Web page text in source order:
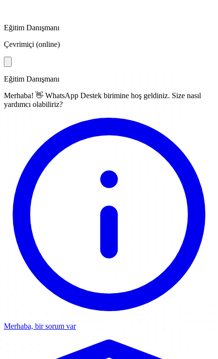
Eğitim Danışmanı
Çevrimiçi (online)
Eğitim Danışmanı
Merhaba! 👋 WhatsApp Destek birimine hoş geldiniz. Size nasıl
yardımcı olabiliriz?
Merhaba, bir sorum var